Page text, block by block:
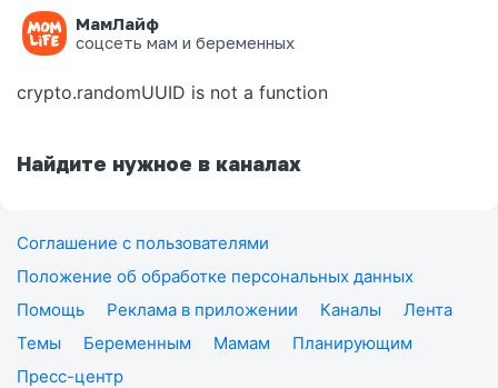
МамЛайф
соцсеть мам и беременных
Ошибка на странице
crypto.randomUUID is not a function
Найдите нужное в каналах
Соглашение с пользователями
Положение об обработке персональных данных
Помощь
Реклама в приложении Каналы
Лента
Темы
Беременным Мамам
Планирующим
Пресс-центр